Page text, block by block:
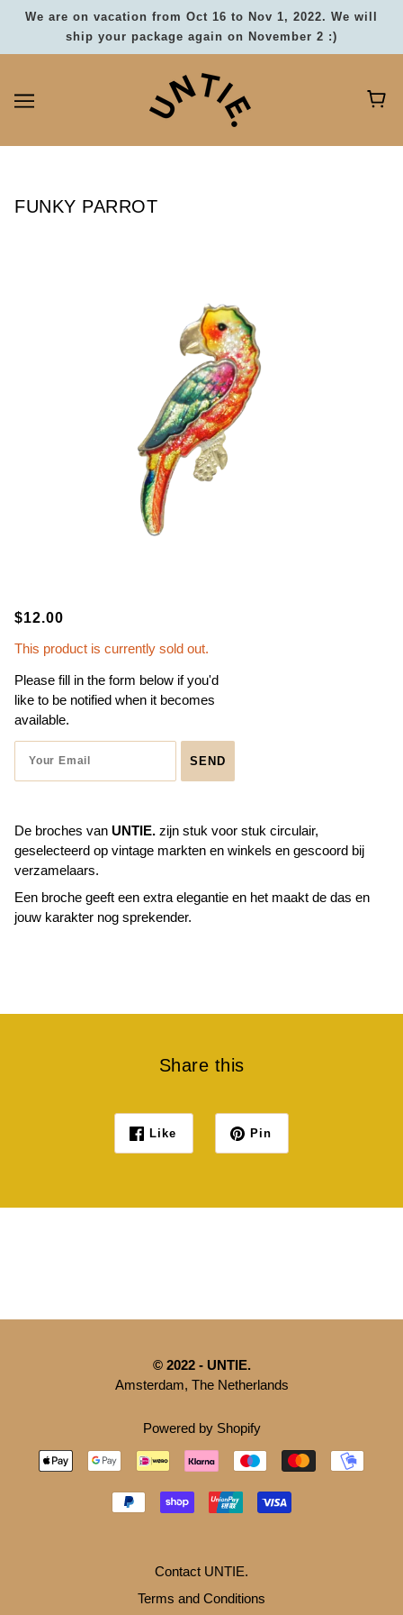
We are on vacation from Oct 16 to Nov 1, 2022. We will
ship your package again on November 2 :)
FUNKY PARROT
$12.00
This product is currently sold out.
Please fill in the form below if you'd
like to be notified when it becomes
available.
De broches van UNTIE. zijn stuk voor stuk circulair,
geselecteerd op vintage markten en winkels en gescoord bij
verzamelaars.
Een broche geeft een extra elegantie en het maakt de das en
jouw karakter nog sprekender.
Share this
Like Pin
© 2022 - UNTIE.
Amsterdam, The Netherlands
Powered by Shopify
Contact UNTIE.
Terms and Conditions